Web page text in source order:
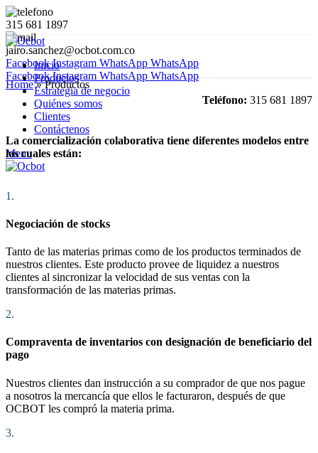
315 681 1897
jairo.sanchez@ocbot.com.co
Facebook Instagram WhatsApp WhatsApp
Facebook Instagram WhatsApp WhatsApp
Teléfono: 315 681 1897
Inicio
Productos
Estrategia de negocio
Quiénes somos
Clientes
Contáctenos
Menu
Home»Productos
La comercialización colaborativa tiene diferentes modelos entre
los cuales están:
1.
Negociación de stocks
Tanto de las materias primas como de los productos terminados de
nuestros clientes. Este producto provee de liquidez a nuestros
clientes al sincronizar la velocidad de sus ventas con la
transformación de las materias primas.
2.
Compraventa de inventarios con designación de beneficiario del
pago
Nuestros clientes dan instrucción a su comprador de que nos pague
a nosotros la mercancía que ellos le facturaron, después de que
OCBOT les compró la materia prima.
3.